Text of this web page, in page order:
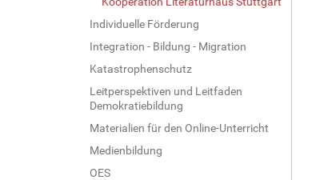
Individuelle Förderung
Integration - Bildung - Migration
Katastrophenschutz
Leitperspektiven und Leitfaden
Demokratiebildung
Materialien für den Online-Unterricht
Medienbildung
OES